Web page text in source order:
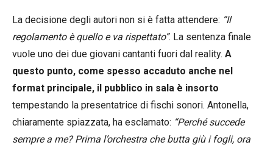
La decisione degli autori non si è fatta attendere: “Il
regolamento è quello e va rispettato”. La sentenza finale
vuole uno dei due giovani cantanti fuori dal reality. A
questo punto, come spesso accaduto anche nel
format principale, il pubblico in sala è insorto
tempestando la presentatrice di fischi sonori. Antonella,
chiaramente spiazzata, ha esclamato: “Perché succede
sempre a me? Prima l’orchestra che butta giù i fogli, ora